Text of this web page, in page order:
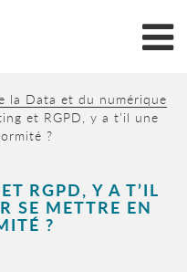
la Data et du numérique
et RGPD, y a t’il une
?
RGPD, Y A T’IL
SE METTRE EN
?